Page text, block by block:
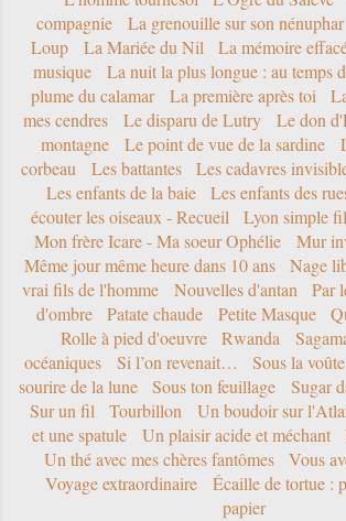
compagnie
La grenouille sur son nénuphar
Loup
La Mariée du Nil La mémoire
musique
La nuit la plus longue : au temps
plume du calamar
La première après toi
mes cendres
Le disparu de Lutry
Le don
montagne
Le point de vue de la sardine
corbeau
Les battantes Les cadavres
Les enfants de la baie
Les enfants des
écouter les oiseaux - Recueil
Lyon simple
Mon frère Icare - Ma soeur Ophélie
Mur
Même jour même heure dans 10 ans
Nage
vrai fils de l'homme
Nouvelles d'antan Par
d'ombre
Patate chaude Petite Masque
Rolle à pied d'oeuvre
Rwanda
océaniques
Si l’on revenait… Sous la
sourire de la lune
Sous ton feuillage Sugar
Sur un fil
Tourbillon Un boudoir sur
et une spatule
Un plaisir acide et méchant
Un thé avec mes chères fantômes
Vous
Voyage extraordinaire
Écaille de tortue :
papier